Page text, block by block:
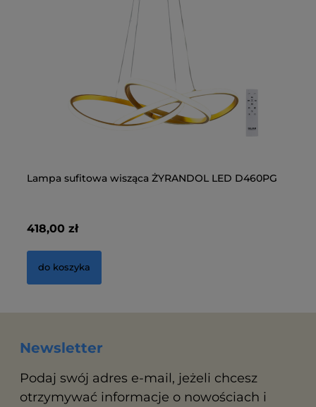
Lampa sufitowa wisząca ŻYRANDOL LED D460PG
418,00 zł
do koszyka
Newsletter
Podaj swój adres e-mail, jeżeli chcesz
otrzymywać informacje o nowościach i